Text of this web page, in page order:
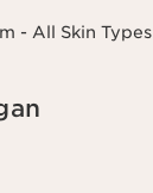
- All Skin Types